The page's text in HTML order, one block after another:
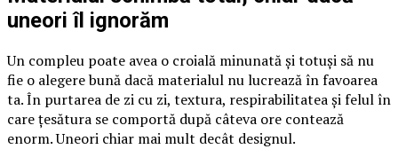
uneori îl ignorăm
Un compleu poate avea o croială minunată și totuși să nu
fie o alegere bună dacă materialul nu lucrează în favoarea
ta. În purtarea de zi cu zi, textura, respirabilitatea și felul în
care țesătura se comportă după câteva ore contează
enorm. Uneori chiar mai mult decât designul.